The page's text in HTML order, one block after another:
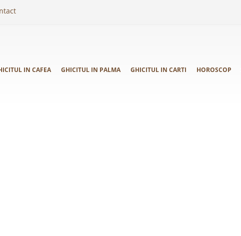
IN CAFEA GHICITUL IN PALMA GHICITUL IN CARTI HOROSCOP